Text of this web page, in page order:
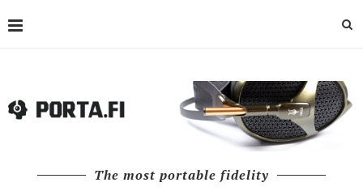
The most portable fidelity